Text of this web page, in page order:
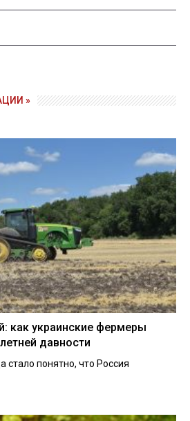
»
как украинские фермеры
давности
стало понятно, что Россия